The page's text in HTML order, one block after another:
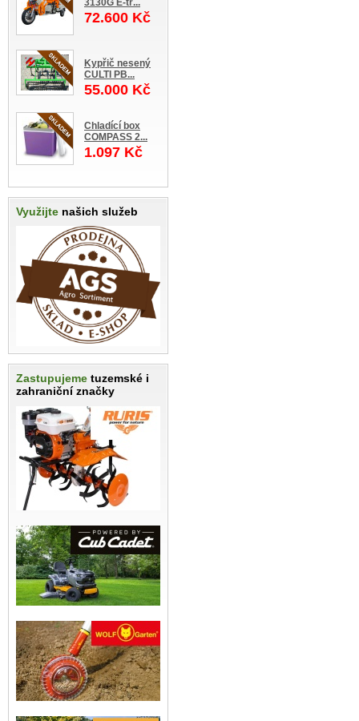
72.600 Kč
Kypřič nesený
CULTI PB...
55.000 Kč
Chladící box
COMPASS 2...
1.097 Kč
Využijte našich služeb
Zastupujeme tuzemské i
zahraniční značky